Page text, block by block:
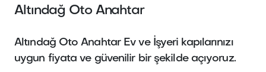
Altındağ Oto Anahtar
Altındağ Oto Anahtar Ev ve İşyeri kapılarınızı
uygun fiyata ve güvenilir bir şekilde açıyoruz.